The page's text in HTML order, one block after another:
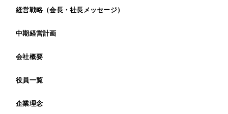
経営戦略（会長・社長メッセージ）
中期経営計画
会社概要
役員一覧
企業理念